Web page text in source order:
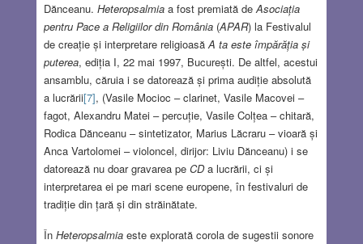
Dănceanu. Heteropsalmiaa fost premiată deAsociația
pentru Pace a Religiilor din România (APAR) la Festivalul
de creație și interpretare religioasăA ta este împărăția și
puterea, ediția I, 22 mai 1997, București. De altfel, acestui
ansamblu, căruia i se datorează și prima audiție absolută
a lucrării[7], (Vasile Mocioc – clarinet, Vasile Macovei –
fagot, Alexandru Matei – percuție, Vasile Colțea – chitară,
Rodica Dănceanu – sintetizator, Marius Lăcraru – vioară și
Anca Vartolomei – violoncel, dirijor: Liviu Dănceanu) i se
datorează nu doar gravarea pe CDa lucrării, ci și
interpretarea ei pe mari scene europene, în festivaluri de
tradiție din țară și din străinătate.
În Heteropsalmia este explorată corola de sugestii sonore